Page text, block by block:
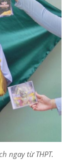
ngay từ THPT.